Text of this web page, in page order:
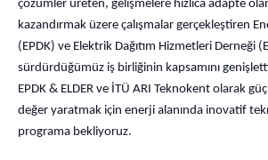
çözümler üreten, gelişmelere hızlıca adapte
kazandırmak üzere çalışmalar gerçekleştiren
(EPDK) ve Elektrik Dağıtım Hizmetleri Derneği
sürdürdüğümüz iş birliğinin kapsamını
EPDK & ELDER ve İTÜ ARI Teknokent olarak
değer yaratmak için enerji alanında inovatif
programa bekliyoruz.